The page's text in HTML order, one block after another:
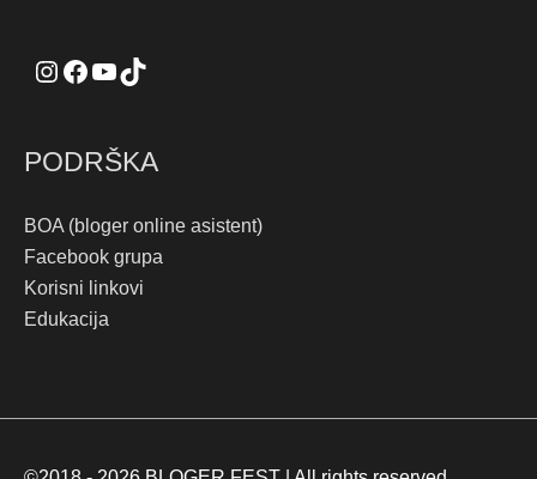
PODRŠKA
BOA (bloger online asistent)
Facebook grupa
Korisni linkovi
Edukacija